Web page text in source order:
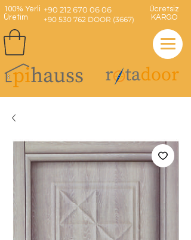
100% Yerli
Üretim
Ücretsiz
KARGO
+90 212 670 06 06
+90 530 762 DOOR (3667)